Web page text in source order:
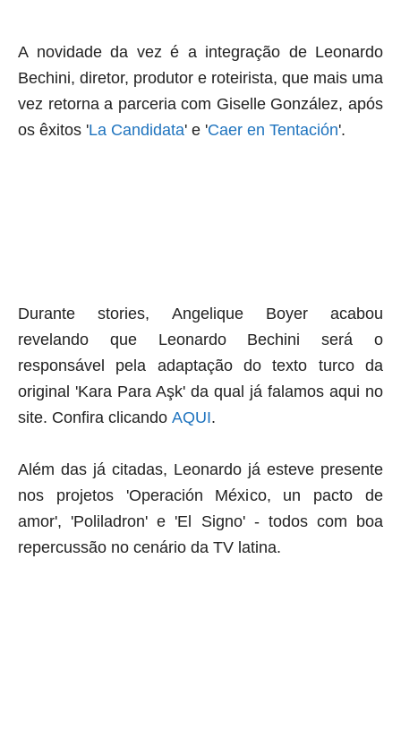
A novidade da vez é a integração de Leonardo
Bechini, diretor, produtor e roteirista, que mais uma
vez retorna a parceria com Giselle González, após
os êxitos 'La Candidata' e 'Caer en Tentación'.
Durantestories, Angelique Boyer acabou
revelando que Leonardo Bechini será o
responsável pela adaptação do texto turco da
original 'Kara Para Aşk' da qual já falamos aqui no
site. Confira clicando AQUI.
Além das já citadas, Leonardo já esteve presente
nos projetos 'Operación México, un pacto de
amor', 'Poliladron' e 'El Signo' - todos com boa
repercussão no cenário da TV latina.